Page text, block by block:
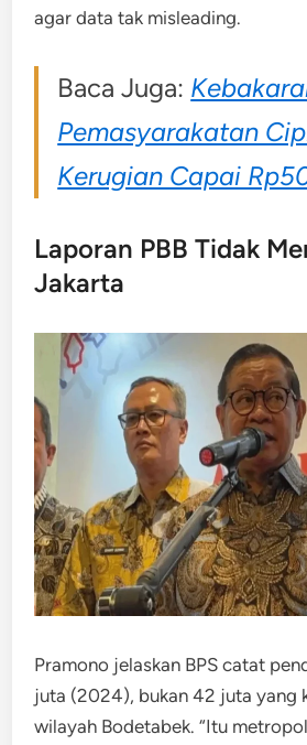
agar data tak misleading.​
Baca Juga:
Pemasyarakatan
Kerugian Capai
Laporan PBB Tidak
Jakarta
Pramono jelaskan BPS catat
juta (2024), bukan 42 juta yang
wilayah Bodetabek. “Itu